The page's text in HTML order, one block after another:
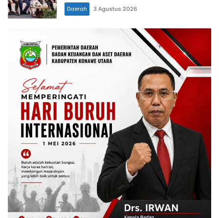
Keuangan
Daerah 3 Agustus 2026